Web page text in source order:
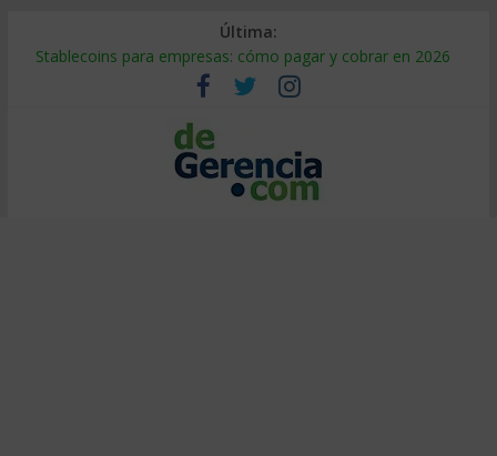
Última:
Stablecoins para empresas: cómo pagar y cobrar en 2026
Despido silencioso: qué es y por qué sale tan caro
IA en selección de personal: cómo auditarla a tiempo
Trabajo forzoso en la cadena de suministro: qué hacer
Mercado hispano de EE. UU.: cómo segmentarlo y venderle